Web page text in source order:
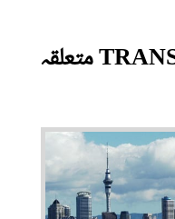
متعلقہ TRANSLATIONS.NEWS-